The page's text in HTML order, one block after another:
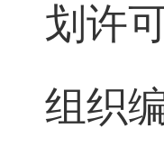
划许
组织